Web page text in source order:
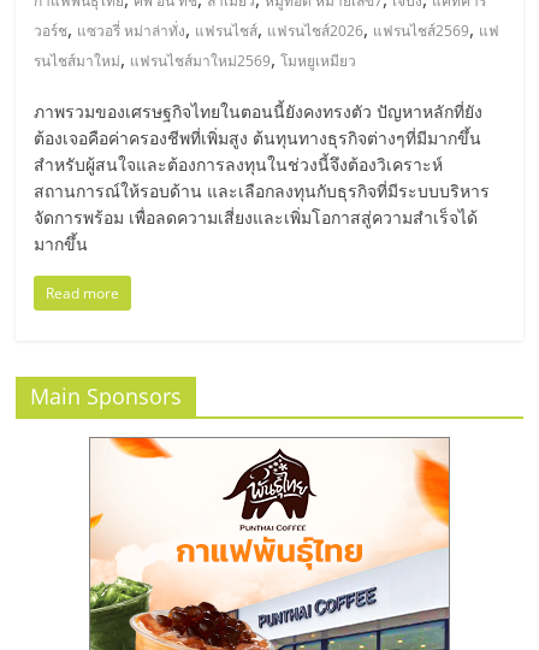
มอี
ไทย,
SMEs,
แฟ
รน
ไชส์,
ที่
แฟ
วอร์ช, แซวอรี่ หม่าล่าทั่ง, แฟรนไชส์, แฟรนไชส์2026, แฟรนไชส์2569, แฟ
รนไชส์มาใหม่, แฟรนไชส์มาใหม่2569,โมหยูเหมียว
ภาพรวมของเศรษฐกิจไทยในตอนนี้ยังคงทรงตัว ปัญหาหลักที่ยัง
ต้องเจอคือค่าครองชีพที่เพิ่มสูง ต้นทุนทางธุรกิจต่างๆที่มีมากขึ้น
สำหรับผู้สนใจและต้องการลงทุนในช่วงนี้จึงต้องวิเคราะห์
สถานการณ์ให้รอบด้าน และเลือกลงทุนกับธุรกิจที่มีระบบบริหาร
จัดการพร้อม เพื่อลดความเสี่ยงและเพิ่มโอกาสสู่ความสำเร็จได้
มากขึ้น
Read more
Main Sponsors